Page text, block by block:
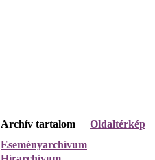
Archív tartalom
Eseményarchívum
Oldaltérkép